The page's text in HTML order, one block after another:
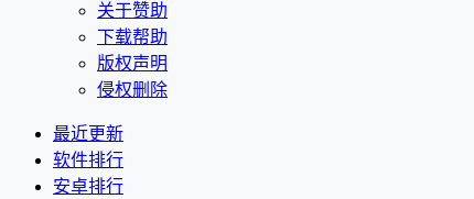
关于赞助
下载帮助
版权声明
侵权删除
最近更新
软件排行
安卓排行